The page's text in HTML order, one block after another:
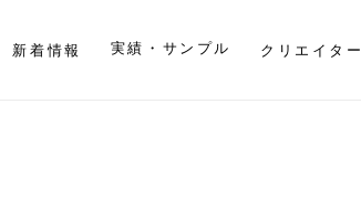
新着情報 実績・サンプル クリエイター